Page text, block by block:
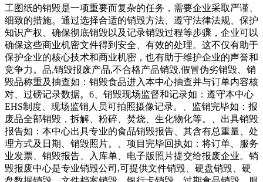
工图纸的销毁是一项重要而复杂的任务，需要企业采取严谨、
细致的措施。通过选择合适的销毁方法、遵守法律法规、保护
知识产权、确保彻底销毁以及记录销毁过程等步骤，企业可以
确保这些商业机密文件得到安全、有效的处理。这不仅有助于
保护企业的核心技术和商业机密，也有助于维护企业的声誉和
竞争力。品,销毁报废产品,不合格产品销毁,假冒伪劣销毁、销
毁品称重及抽查如：销毁食品进入本中心抽查并与订单内容核
对、过磅记录数据。6、销毁现场监督和记录如：遵守本中心
EHS制度、现场监销人员可拍照摄像记录。、监销完毕如：报
废品全部销毁，拆解、粉碎、焚烧、生化物化等。、出具销毁
报告如：本中心出具专业的食品销毁报告、其含有总重量、处
理方式及日期、销毁照片。、项目完毕回执如：将订单、服务
业发票、销毁报告、入库单、电子版照片提交给报废企业。销
毁报废中心是专业销毁公司,可提供文件销毁、硬盘销毁、硬